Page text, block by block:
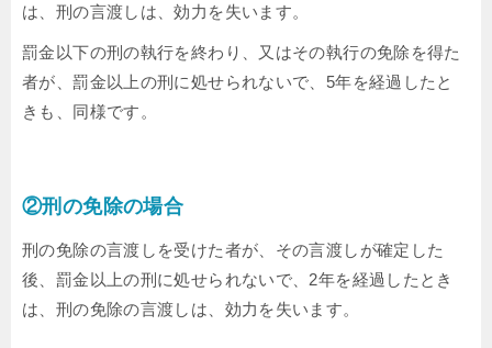
は、刑の言渡しは、効力を失います。
罰金以下の刑の執行を終わり、又はその執行の免除を得た
者が、罰金以上の刑に処せられないで、5年を経過したと
きも、同様です。
②刑の免除の場合
刑の免除の言渡しを受けた者が、その言渡しが確定した
後、罰金以上の刑に処せられないで、2年を経過したとき
は、刑の免除の言渡しは、効力を失います。